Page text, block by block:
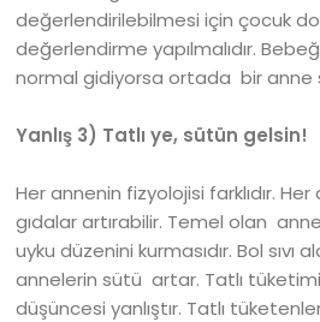
değerlendirilebilmesi için çocuk
değerlendirme yapılmalıdır.
normal gidiyorsa ortada bir anne
Yanlış 3) Tatlı ye, sütün gelsin!
Her annenin fizyolojisi farklıdır.
gıdalar artırabilir. Temel olan
uyku düzenini kurmasıdır. Bol sıvı
annelerin sütü artar. Tatlı
düşüncesi yanlıştır. Tatlı